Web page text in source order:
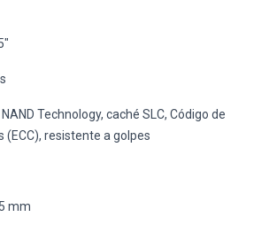
NAND Technology, caché SLC, Código de
(ECC), resistente a golpes
mm